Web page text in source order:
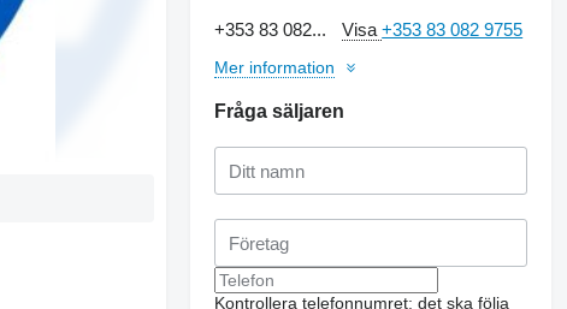
+353 83 082... Visa+353 83 082 9755
Mer information
Fråga säljaren
Kontrollera telefonnumret: det ska följa